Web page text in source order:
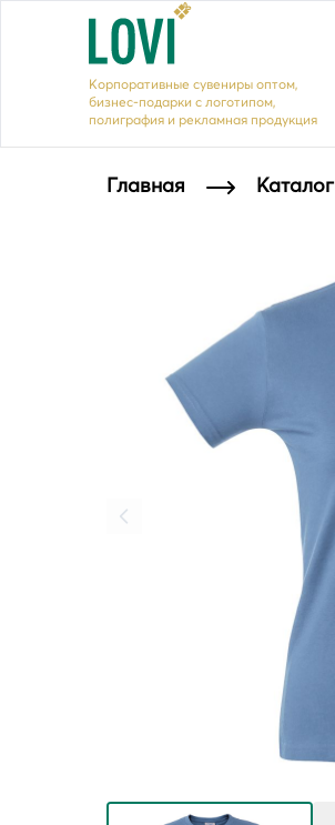
Корпоративные сувениры оптом,
бизнес-подарки с логотипом,
полиграфия и рекламная продукция
Главная Каталог